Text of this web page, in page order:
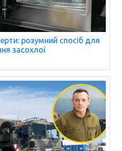
розумний спосіб для
засохлої